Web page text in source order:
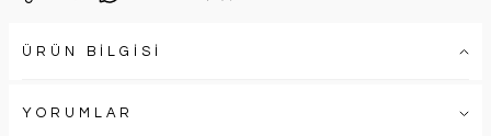
ÜRÜN BİLGİSİ
YORUMLAR